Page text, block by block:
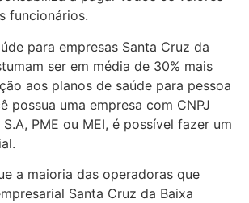
funcionários.
para empresas Santa Cruz da
ser em média de 30% mais
aos planos de saúde para pessoa
possua uma empresa com CNPJ
PME ou MEI, é possível fazer um
a maioria das operadoras que
Santa Cruz da Baixa